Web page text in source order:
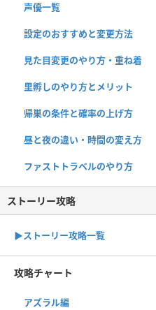
声優一覧
設定のおすすめと変更方法
見た目変更のやり方・重ね着
里孵しのやり方とメリット
帰巣の条件と確率の上げ方
昼と夜の違い・時間の変え方
ファストトラベルのやり方
ストーリー攻略
▶︎ストーリー攻略一覧
攻略チャート
アズラル編